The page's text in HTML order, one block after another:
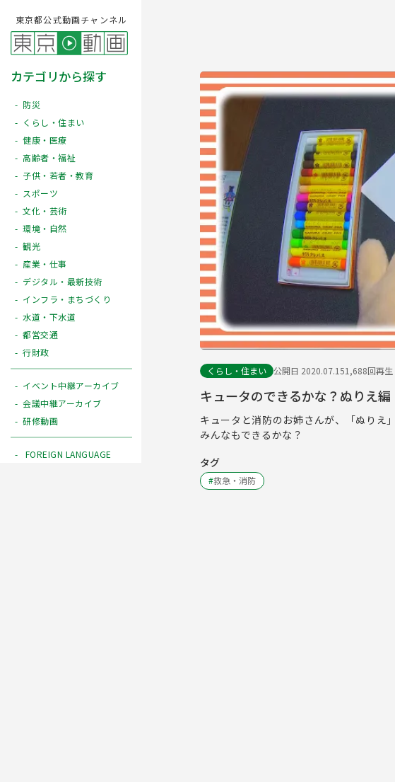
東京都公式動画チャンネル
カテゴリから探す
防災
くらし・住まい
健康・医療
高齢者・福祉
子供・若者・教育
スポーツ
文化・芸術
環境・自然
観光
産業・仕事
デジタル・最新技術
インフラ・まちづくり
水道・下水道
都営交通
行財政
イベント中継アーカイブ
会議中継アーカイブ
研修動画
FOREIGN LANGUAGE
Play
くらし・住まい 公開日 2020.07.151,688回再生
キュータのできるかな？ぬりえ編
キュータと消防のお姉さんが、「ぬりえ
みんなもできるかな？
タグ
#救急・消防